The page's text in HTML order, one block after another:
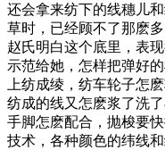
还会拿来纺下的线穗儿
草时，已经顾不了那麽
赵氏明白这个底里，表
示范给她，怎样把弹好
上纺成绫，纺车轮子怎
纺成的线又怎麽浆了洗
手脚怎麽配合，抛梭要
技术，各种颜色的纬线